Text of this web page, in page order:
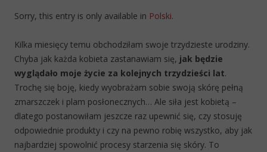
Sorry, this entry is only available in Polski.
Kilka miesięcy temu obchodziłam swoje trzydzieste urodziny.
Chyba jak każda kobieta zastanawiam się, jak będzie
wyglądało moje życie za kolejnych trzydzieści lat.
Trochę się boję, kiedy wyobrażam sobie swoją skórę pełną
zmarszczek i plam posłonecznych… Ale siła jest kobietą –
dlatego postanowiłam jeszcze raz upewnić się, czy stosuję
odpowiednie produkty i czy na pewno robię wszystko, aby jak
najbardziej spowolnić procesy starzenia się skóry. To